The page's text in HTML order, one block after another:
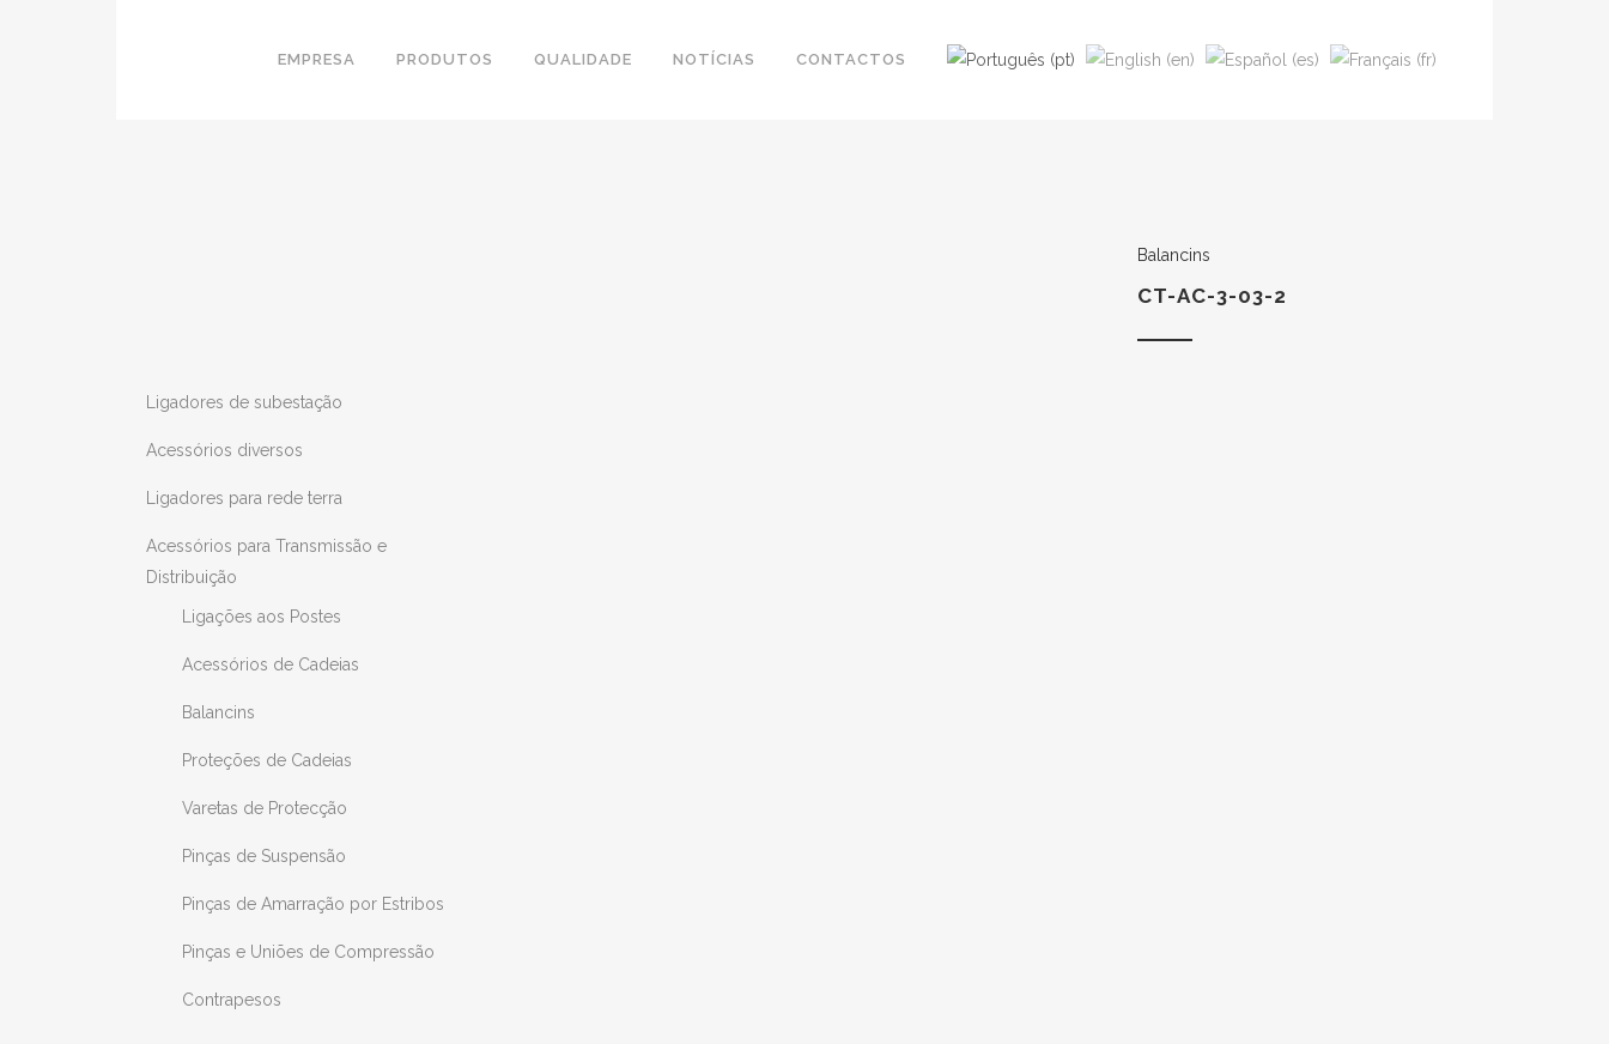
EMPRESA PRODUTOS QUALIDADE NOTÍCIAS CONTACTOS
Ligadores de subestação
Acessórios diversos
Ligadores para rede terra
Acessórios para Transmissão e
Distribuição
Ligações aos Postes
Acessórios de Cadeias
Balancins
Proteções de Cadeias
Varetas de Protecção
Pinças de Suspensão
Pinças de Amarração por Estribos
Pinças e Uniões de Compressão
Contrapesos
Balancins
CT-AC-3-03-2